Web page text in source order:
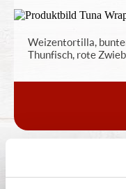
Weizentortilla,
Thunfisch, rote